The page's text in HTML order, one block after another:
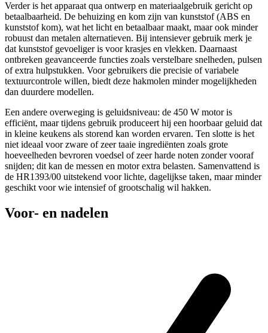
Verder is het apparaat qua ontwerp en materiaalgebruik gericht op
betaalbaarheid. De behuizing en kom zijn van kunststof (ABS en
kunststof kom), wat het licht en betaalbaar maakt, maar ook minder
robuust dan metalen alternatieven. Bij intensiever gebruik merk je
dat kunststof gevoeliger is voor krasjes en vlekken. Daarnaast
ontbreken geavanceerde functies zoals verstelbare snelheden, pulsen
of extra hulpstukken. Voor gebruikers die precisie of variabele
textuurcontrole willen, biedt deze hakmolen minder mogelijkheden
dan duurdere modellen.
Een andere overweging is geluidsniveau: de 450 W motor is
efficiënt, maar tijdens gebruik produceert hij een hoorbaar geluid dat
in kleine keukens als storend kan worden ervaren. Ten slotte is het
niet ideaal voor zware of zeer taaie ingrediënten zoals grote
hoeveelheden bevroren voedsel of zeer harde noten zonder vooraf
snijden; dit kan de messen en motor extra belasten. Samenvattend is
de HR1393/00 uitstekend voor lichte, dagelijkse taken, maar minder
geschikt voor wie intensief of grootschalig wil hakken.
Voor- en nadelen